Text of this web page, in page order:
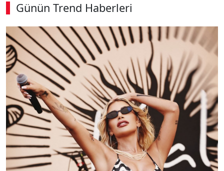
Günün Trend Haberleri